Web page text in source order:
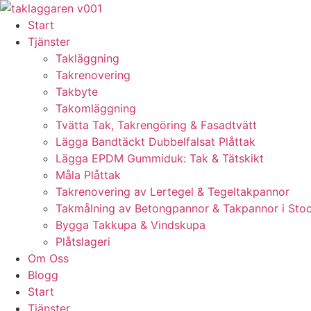
Skip
content
Start
Tjänster
Takläggning
Takrenovering
Takbyte
Takomläggning
Tvätta Tak, Takrengöring & Fasadtvätt
Lägga Bandtäckt Dubbelfalsat Plåttak
Lägga EPDM Gummiduk: Tak & Tätskikt
Måla Plåttak
Takrenovering av Lertegel & Tegeltakpannor
Takmålning av Betongpannor & Takpannor i
Bygga Takkupa & Vindskupa
Plåtslageri
Om Oss
Blogg
Start
Tjänster